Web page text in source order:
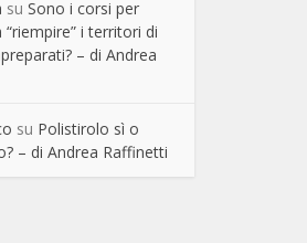
su Sono i corsi per
i territori di
– di Andrea
su Polistirolo sì o
– di Andrea Raffinetti